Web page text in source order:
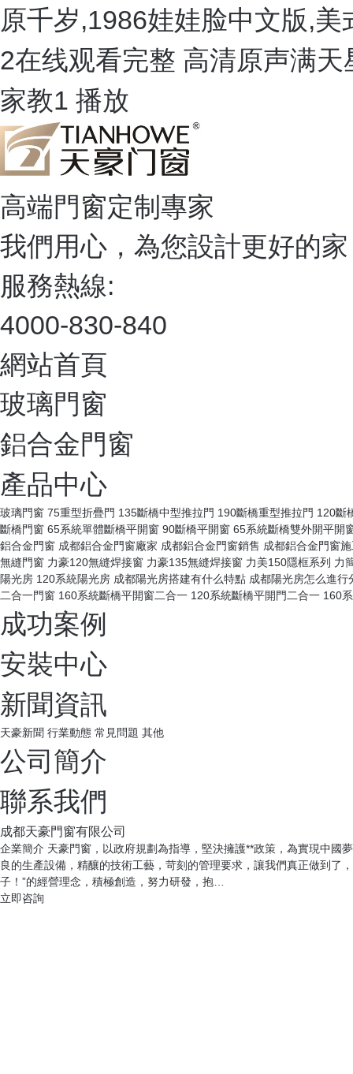
原千岁,1986娃娃脸中文版,
2在线观看完整 高清原声满
家教1 播放
高端門窗定制專家
我們用心，為您設計更好的家
服務熱線:
4000-830-840
網站首頁
玻璃門窗
鋁合金門窗
產品中心
玻璃門窗 75重型折疊門 135斷橋中型推拉門 190斷橋重型推拉門 120斷
斷橋門窗 65系統單體斷橋平開窗 90斷橋平開窗 65系統斷橋雙外開平開
鋁合金門窗 成都鋁合金門窗廠家 成都鋁合金門窗銷售 成都鋁合金門窗
無縫門窗 力豪120無縫焊接窗 力豪135無縫焊接窗 力美150隱框系列 力
陽光房 120系統陽光房 成都陽光房搭建有什么特點 成都陽光房怎么進行
二合一門窗 160系統斷橋平開窗二合一 120系統斷橋平開門二合一 160
成功案例
安裝中心
新聞資訊
天豪新聞 行業動態 常見問題 其他
公司簡介
聯系我們
成都天豪門窗有限公司
企業簡介 天豪門窗，以政府規劃為指導，堅決擁護**政策，為實現中
良的生產設備，精釀的技術工藝，苛刻的管理要求，讓我們真正做到了
子！”的經營理念，積極創造，努力研發，抱…
立即咨詢